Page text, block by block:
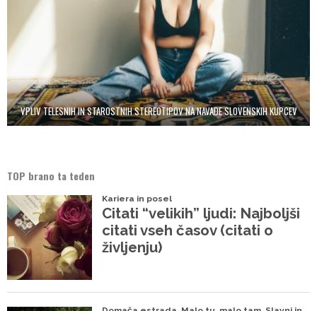
VPLIV TELESNIH IN STAROSTNIH STEREOTIPOV NA NAVADE SLOVENSKIH KUPCEV
TOP brano ta teden